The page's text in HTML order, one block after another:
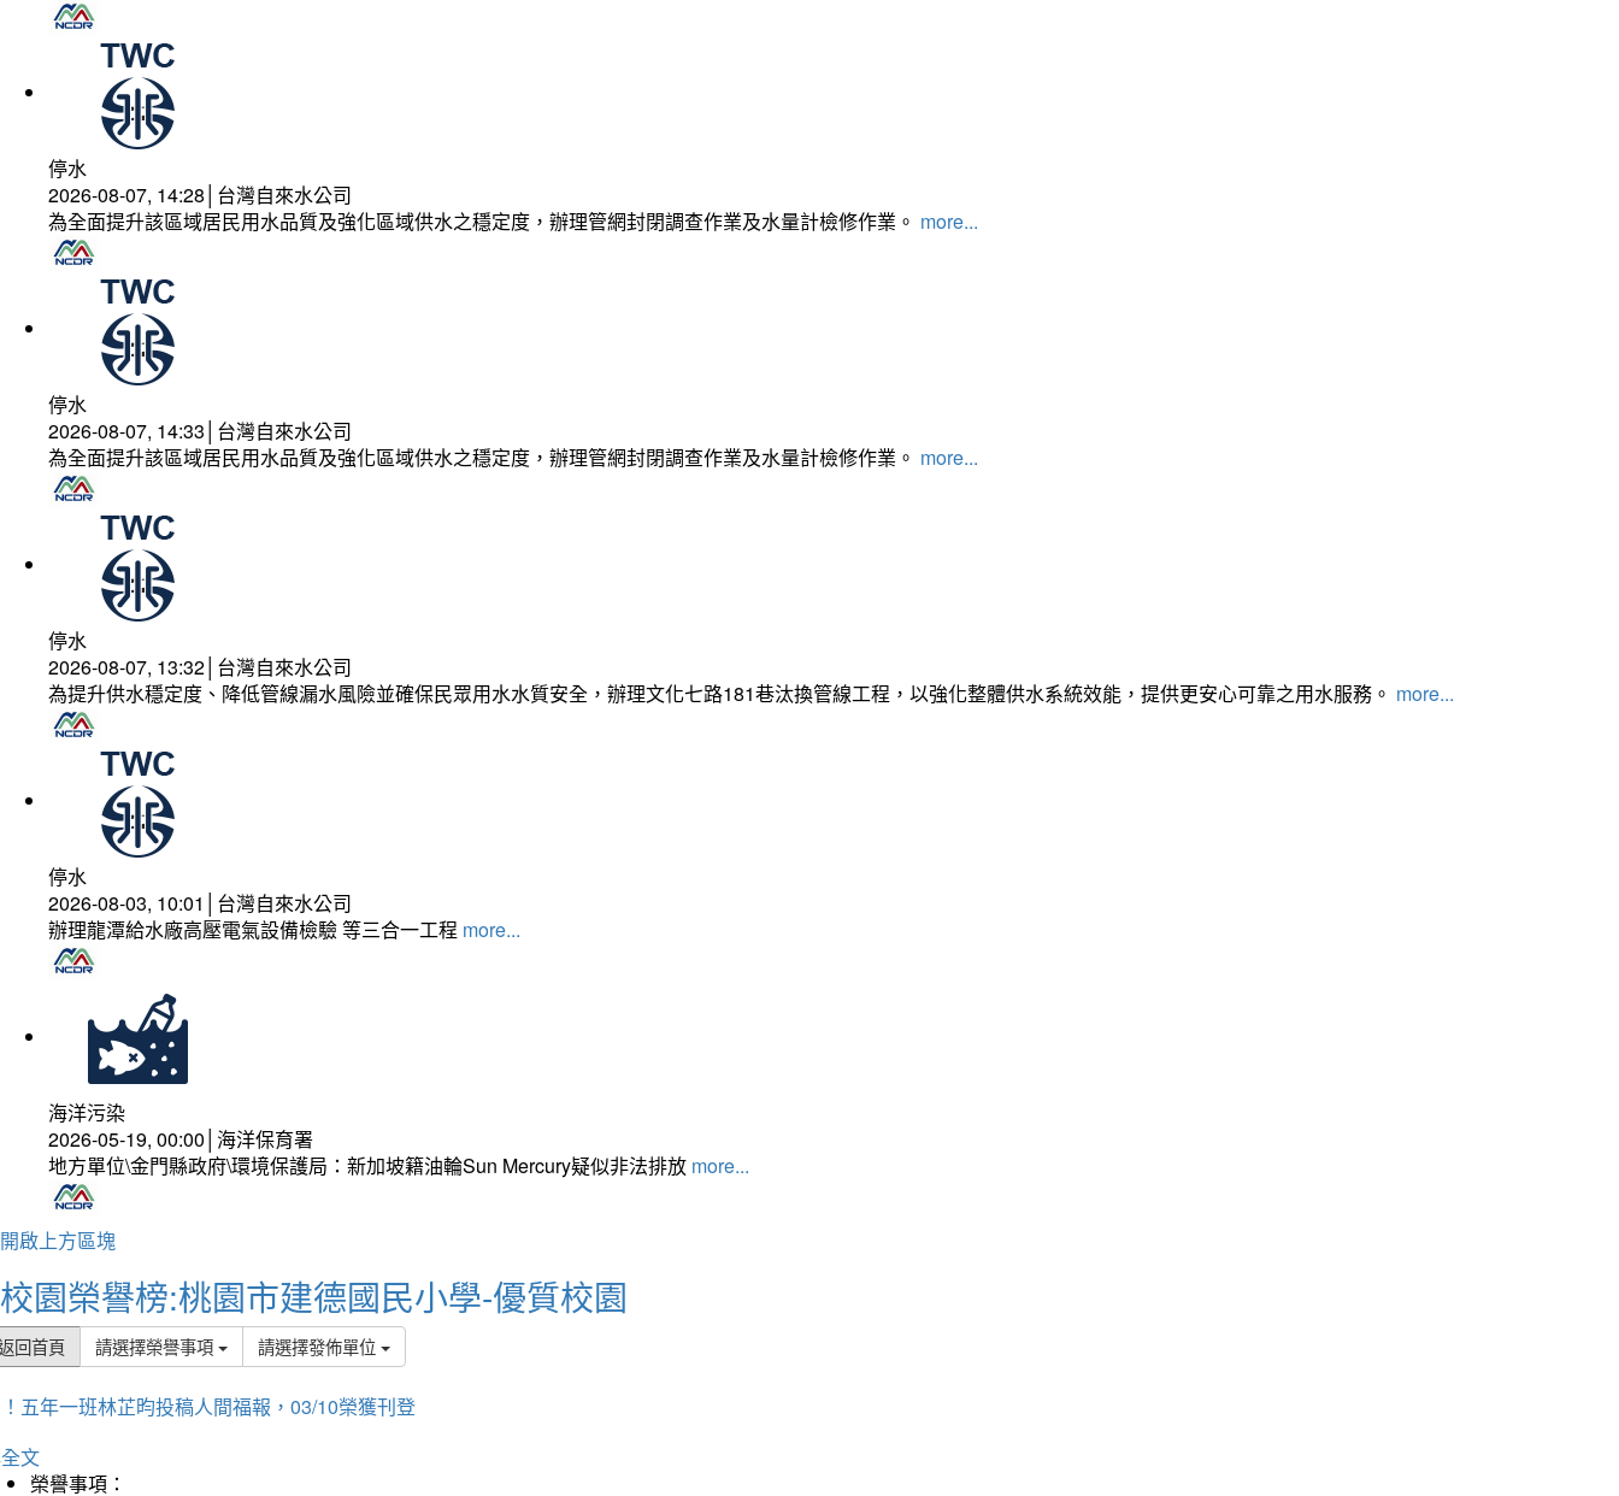
停水
2026-08-07, 14:28│台灣自來水公司
為全面提升該區域居民用水品質及強化區域供水之穩定度，辦理管網封閉調查作業及水量計檢修作業。 more...
停水
2026-08-07, 14:33│台灣自來水公司
為全面提升該區域居民用水品質及強化區域供水之穩定度，辦理管網封閉調查作業及水量計檢修作業。 more...
停水
2026-08-07, 13:32│台灣自來水公司
為提升供水穩定度、降低管線漏水風險並確保民眾用水水質安全，辦理文化七路181巷汰換管線工程，以強化整體供水系統效能，提供更安心可靠之用水服務。 more...
停水
2026-08-03, 10:01│台灣自來水公司
辦理龍潭給水廠高壓電氣設備檢驗 等三合一工程 more...
海洋污染
2026-05-19, 00:00│海洋保育署
地方單位\金門縣政府\環境保護局：新加坡籍油輪Sun Mercury疑似非法排放 more...
開啟上方區塊
校園榮譽榜:桃園市建德國民小學-優質校園
回首頁 請選擇榮譽事項 請選擇發佈單位
五年一班林芷昀投稿人間福報，03/10榮獲刊登
文
榮譽事項：